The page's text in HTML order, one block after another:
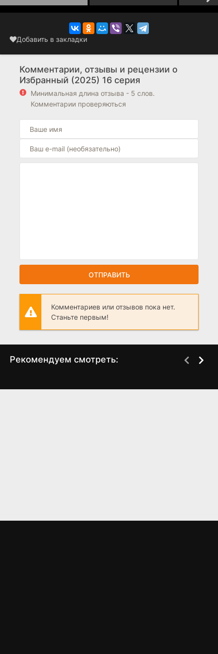
Добавить в закладки
Комментарии, отзывы и рецензии о
Избранный (2025) 16 серия
Минимальная длина отзыва - 5 слов.
Комментарии проверяються
ОТПРАВИТЬ
Комментариев или отзывов пока нет.
Станьте первым!
Рекомендуем смотреть: